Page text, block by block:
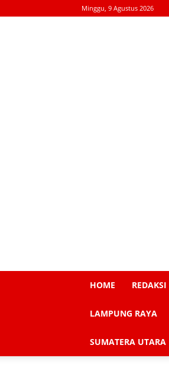
Minggu, 9 Agustus 2026
HOME REDAKSI
LAMPUNG RAYA
SUMATERA UTARA